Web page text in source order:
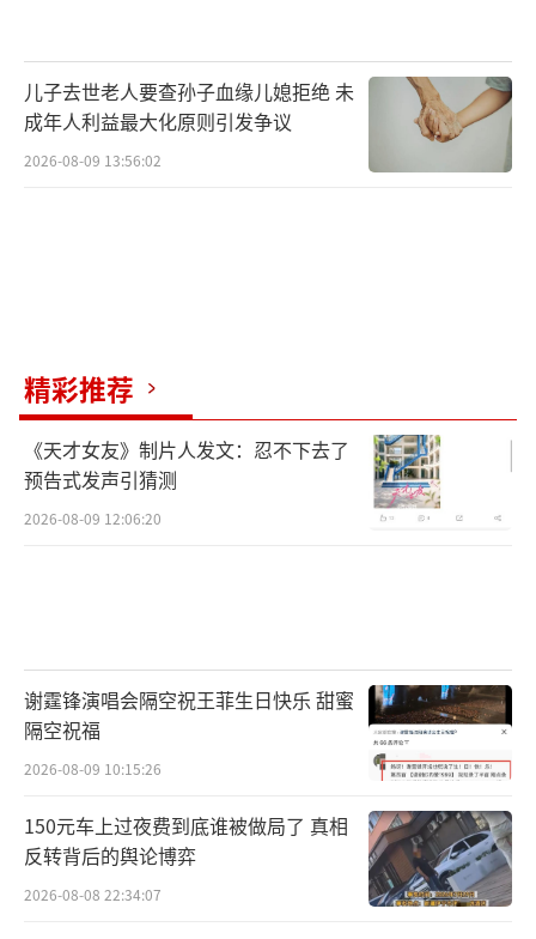
级，而这条新通道可以通行万吨级大型船舶，
整体年通过能力达到3.36亿吨，通航效率提高
的同时，万吨级船舶货运成本还可以下降约3
0%。
长江干线“黄金水道”通航能力，充分释放长
江上游水运潜力，降低社会物流成本，进一步
助力长江经济带高质量发展。
三峡水运新通道项目建成后，成渝等西南
地区的大宗商品将能以更低的成本和更准时的
效率通江达海，初步估算，每年节约船舶待闸
成本、替代陆路运输产生的费用合计可达180亿
儿子去世老人要查孙子血缘儿媳拒绝 未
成年人利益最大化原则引发争议
2026-08-09 13:56:02
精彩推荐
《天才女友》制片人发文：忍不下去了
预告式发声引猜测
2026-08-09 12:06:20
谢霆锋演唱会隔空祝王菲生日快乐 甜蜜
隔空祝福
2026-08-09 10:15:26
150元车上过夜费到底谁被做局了 真相
反转背后的舆论博弈
2026-08-08 22:34:07